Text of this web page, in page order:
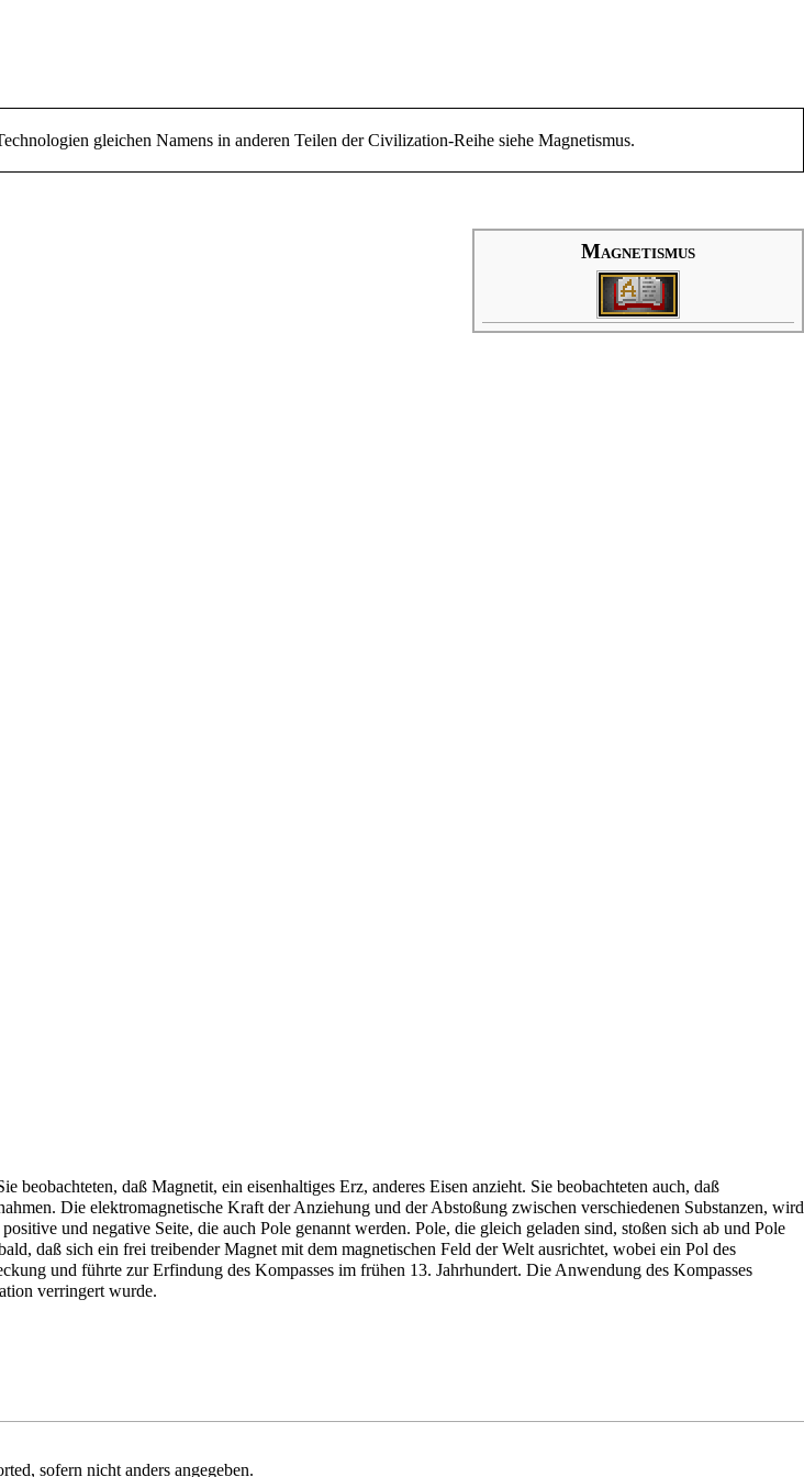
gleichen Namens in anderen Teilen der Civilization-Reihe siehe Magnetismus.
Magnetismus
daß Magnetit, ein eisenhaltiges Erz, anderes Eisen anzieht. Sie beobachteten auch, daß
Die elektromagnetische Kraft der Anziehung und der Abstoßung zwischen verschiedenen Substanzen, wird
und negative Seite, die auch Pole genannt werden. Pole, die gleich geladen sind, stoßen sich ab und Pole
daß sich ein frei treibender Magnet mit dem magnetischen Feld der Welt ausrichtet, wobei ein Pol des
und führte zur Erfindung des Kompasses im frühen 13. Jahrhundert. Die Anwendung des Kompasses
verringert wurde.
, sofern nicht anders angegeben.